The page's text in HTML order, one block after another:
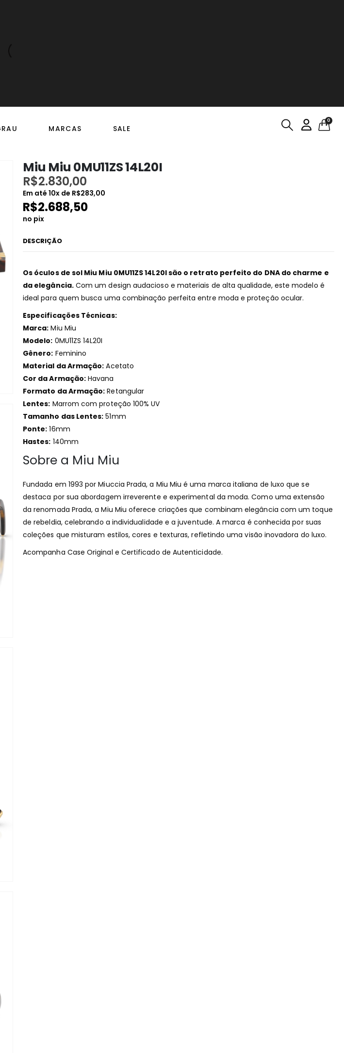
MARCAS SALE
0
Miu Miu 0MU11ZS 14L20I
R$2.830,00
Em até 10x de R$283,00
R$2.688,50
no pix
DESCRIÇÃO
Os óculos de sol Miu Miu 0MU11ZS 14L20I são o retrato perfeito do DNA do charme e
da elegância.Com um design audacioso e materiais de alta qualidade, este modelo é
ideal para quem busca uma combinação perfeita entre moda e proteção ocular.
Especificações Técnicas:
Marca: Miu Miu
Modelo: 0MU11ZS 14L20I
Gênero: Feminino
Material da Armação: Acetato
Cor da Armação: Havana
Formato da Armação: Retangular
Lentes: Marrom com proteção 100% UV
Tamanho das Lentes: 51mm
Ponte: 16mm
Hastes: 140mm
Sobre a Miu Miu
Fundada em 1993 por Miuccia Prada, a Miu Miu é uma marca italiana de luxo que se
destaca por sua abordagem irreverente e experimental da moda. Como uma extensão
da renomada Prada, a Miu Miu oferece criações que combinam elegância com um toque
de rebeldia, celebrando a individualidade e a juventude. A marca é conhecida por suas
coleções que misturam estilos, cores e texturas, refletindo uma visão inovadora do luxo.
Acompanha Case Original e Certificado de Autenticidade.